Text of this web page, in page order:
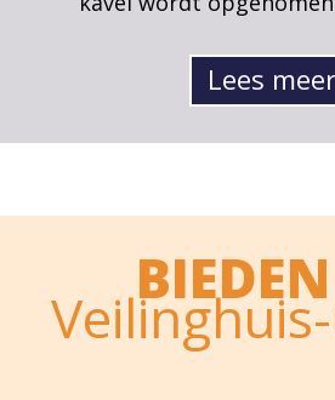
Lees meer
BIEDEN